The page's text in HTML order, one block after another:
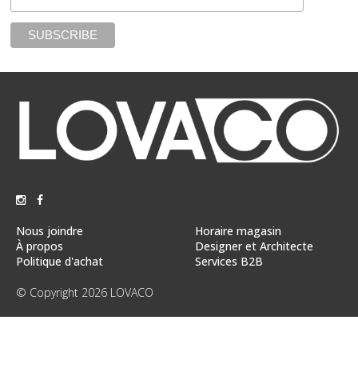
Vente
démonstrateurs
Miroirs
MON
COMPTE
LISTE
SOUHAITS
FR
US
Nous joindre
À propos
Politique d'achat
Horaire magasin
Designer et Architecte
Services B2B
© Copyright 2026 LOVACO